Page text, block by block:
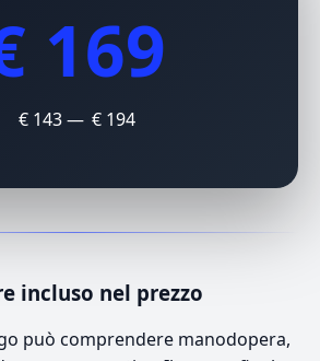
169
€ 143 — € 194
incluso nel prezzo
può comprendere manodopera,